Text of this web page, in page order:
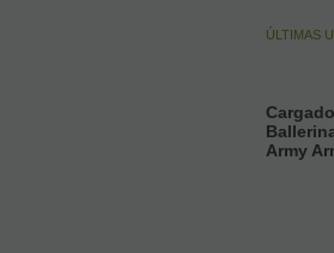
ÚLTIMAS
Army